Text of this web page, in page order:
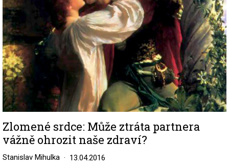
Zlomené srdce: Může ztráta partnera
vážně ohrozit naše zdraví?
Stanislav Mihulka 13.04.2016